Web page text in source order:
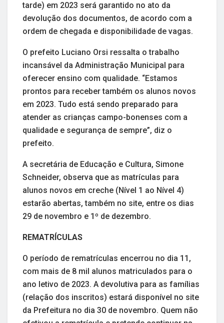
tarde) em 2023 será garantido no ato da
devolução dos documentos, de acordo com a
ordem de chegada e disponibilidade de vagas.
O prefeito Luciano Orsi ressalta o trabalho
incansável da Administração Municipal para
oferecer ensino com qualidade. “Estamos
prontos para receber também os alunos novos
em 2023. Tudo está sendo preparado para
atender as crianças campo-bonenses com a
qualidade e segurança de sempre”, diz o
prefeito.
A secretária de Educação e Cultura, Simone
Schneider, observa que as matrículas para
alunos novos em creche (Nível 1 ao Nível 4)
estarão abertas, também no site, entre os dias
29 de novembro e 1º de dezembro.
REMATRÍCULAS
O período de rematrículas encerrou no dia 11,
com mais de 8 mil alunos matriculados para o
ano letivo de 2023. A devolutiva para as famílias
(relação dos inscritos) estará disponível no site
da Prefeitura no dia 30 de novembro. Quem não